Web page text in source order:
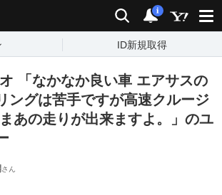
検索 通知
i
ID新規取得
「なかなか良い車 エアサスの
ングは苦手ですが高速クルージ
あの走りが出来ますよ。」のユ
さん